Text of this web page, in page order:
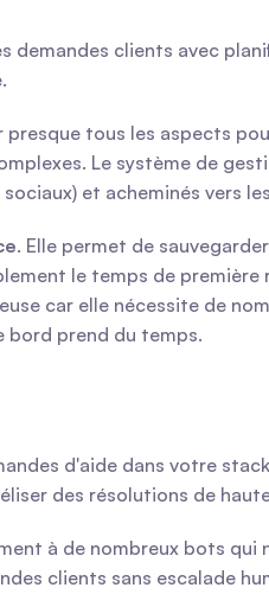
clients avec
tous les aspects
Le système de
et acheminés vers
. Elle permet de
le temps de
car elle nécessite de
bord prend du temps.
d'aide dans votre
des résolutions de
à de nombreux bots
clients sans escalade